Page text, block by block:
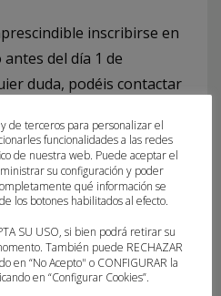
inscribirse en
del día 1 de
duda, podéis contactar
INSCRIPCIÓN
de terceros para personalizar el
funcionalidades a las redes
de nuestra web. Puede aceptar el
su configuración y poder
qué información se
los botones habilitados al efecto.
SU USO, si bien podrá retirar su
También puede RECHAZAR
en “No Acepto" o CONFIGURAR la
en “Configurar Cookies”.